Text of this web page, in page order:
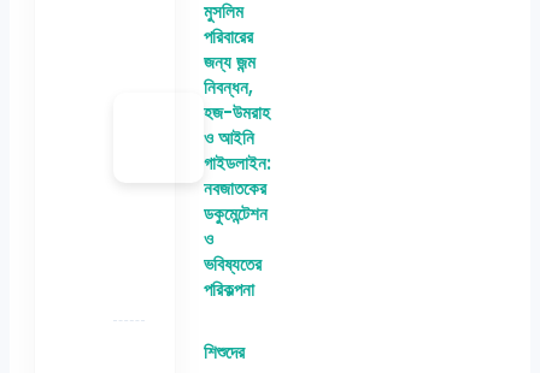
মুসলিম
পরিবারের
জন্য জন্ম
নিবন্ধন,
হজ-উমরাহ
ও আইনি
গাইডলাইন:
নবজাতকের
ডকুমেন্টেশন
ও
ভবিষ্যতের
পরিকল্পনা
শিশুদের